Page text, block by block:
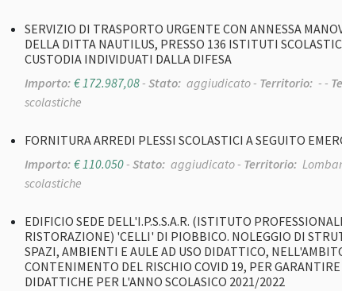
SERVIZIO DI TRASPORTO URGENTE CON ANNESSA
DELLA DITTA NAUTILUS, PRESSO 136 ISTITUTI
CUSTODIA INDIVIDUATI DALLA DIFESA
Importo: € 172.987,08- Stato: aggiudicato - Territorio: - -
scolastiche
FORNITURA ARREDI PLESSI SCOLASTICI A SEGUITO
Importo: € 110.050- Stato: aggiudicato - Territorio:
scolastiche
EDIFICIO SEDE DELL'I.P.S.S.A.R. (ISTITUTO
RISTORAZIONE) 'CELLI' DI PIOBBICO. NOLEGGIO DI
SPAZI, AMBIENTI E AULE AD USO DIDATTICO,
CONTENIMENTO DEL RISCHIO COVID 19, PER
DIDATTICHE PER L'ANNO SCOLASICO 2021/2022